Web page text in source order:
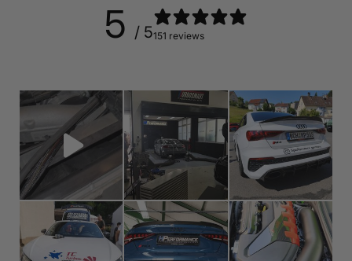
5 / 5151 reviews